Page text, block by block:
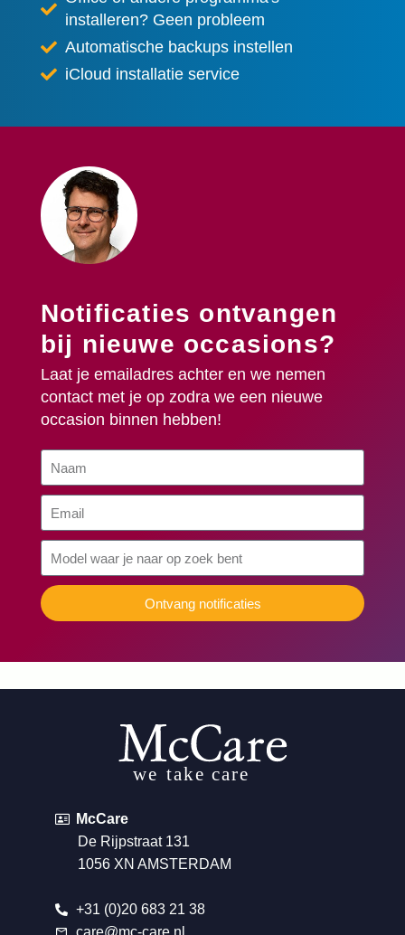
installeren? Geen probleem
Automatische backups instellen
iCloud installatie service
Notificaties ontvangen
bij nieuwe occasions?
Laat je emailadres achter en we nemen
contact met je op zodra we een nieuwe
occasion binnen hebben!
Ontvang notificaties
McCare
De Rijpstraat 131
1056 XN AMSTERDAM
+31 (0)20 683 21 38